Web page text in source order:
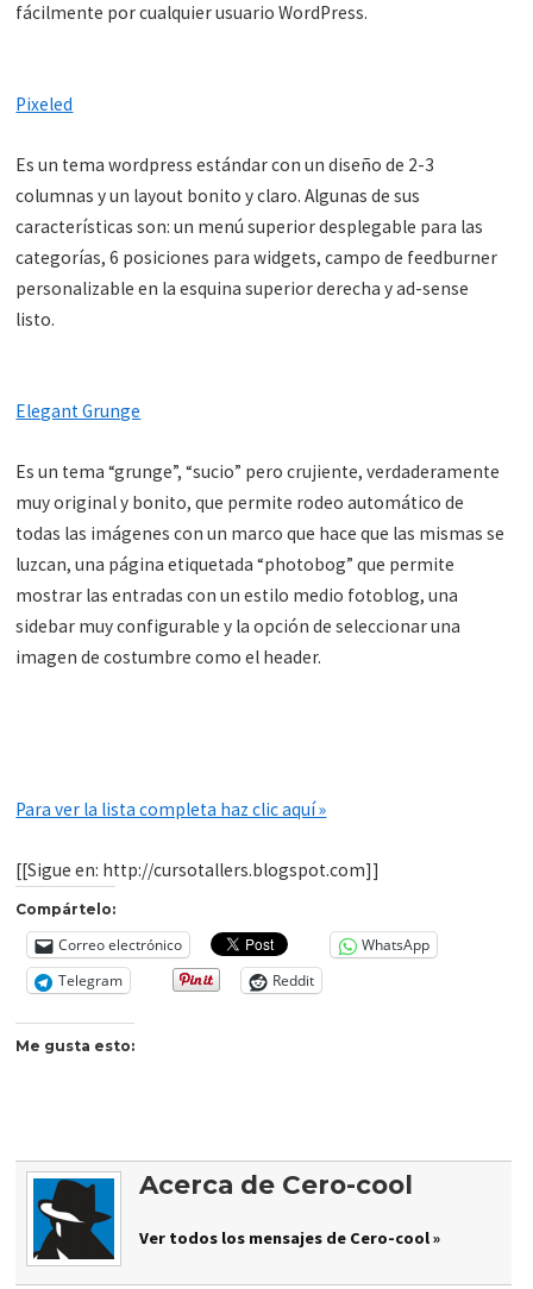
fácilmente por cualquier usuario WordPress.
Pixeled
Es un tema wordpress estándar con un diseño de 2-3
columnas y un layout bonito y claro. Algunas de sus
características son: un menú superior desplegable para las
categorías, 6 posiciones para widgets, campo de feedburner
personalizable en la esquina superior derecha y ad-sense
listo.
Elegant Grunge
Es un tema “grunge”, “sucio” pero crujiente, verdaderamente
muy original y bonito, que permite rodeo automático de
todas las imágenes con un marco que hace que las mismas se
luzcan, una página etiquetada “photobog” que permite
mostrar las entradas con un estilo medio fotoblog, una
sidebar muy configurable y la opción de seleccionar una
imagen de costumbre como el header.
Para ver la lista completa haz clic aquí »
[[Sigue en: http://cursotallers.blogspot.com]]
Compártelo:
Correo electrónico
WhatsApp
Telegram
Reddit
Me gusta esto:
Acerca de Cero-cool
Ver todos los mensajes de Cero-cool »